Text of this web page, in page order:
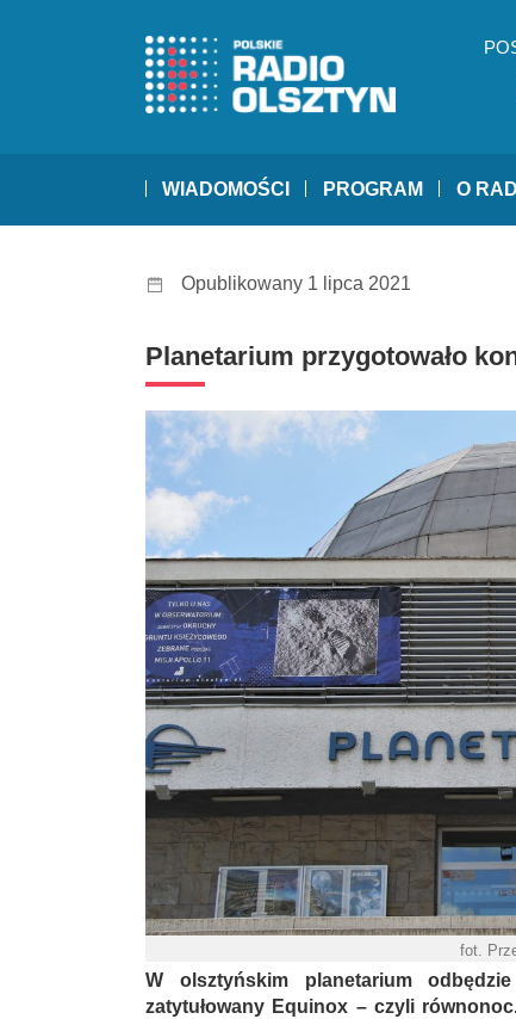
WIADOMOŚCI PROGRAM O
Opublikowany 1 lipca 2021
Planetarium przygotowało
fot.
W olsztyńskim planetarium
zatytułowany Equinox – czyli